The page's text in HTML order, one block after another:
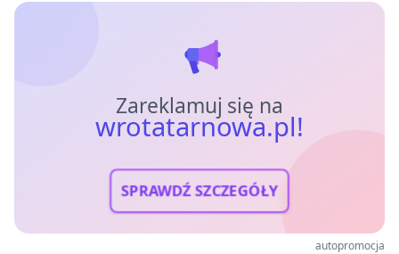
Zareklamuj się na
wrotatarnowa.pl!
SPRAWDŹ SZCZEGÓŁY
autopromocja